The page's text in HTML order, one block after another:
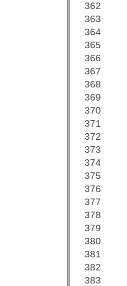
362
363
364
365
366
367
368
369
370
371
372
373
374
375
376
377
378
379
380
381
382
383